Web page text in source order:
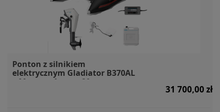
Ponton z silnikiem
elektrycznym Gladiator B370AL
+ Mercury Avator 20e
31 700,00 zł